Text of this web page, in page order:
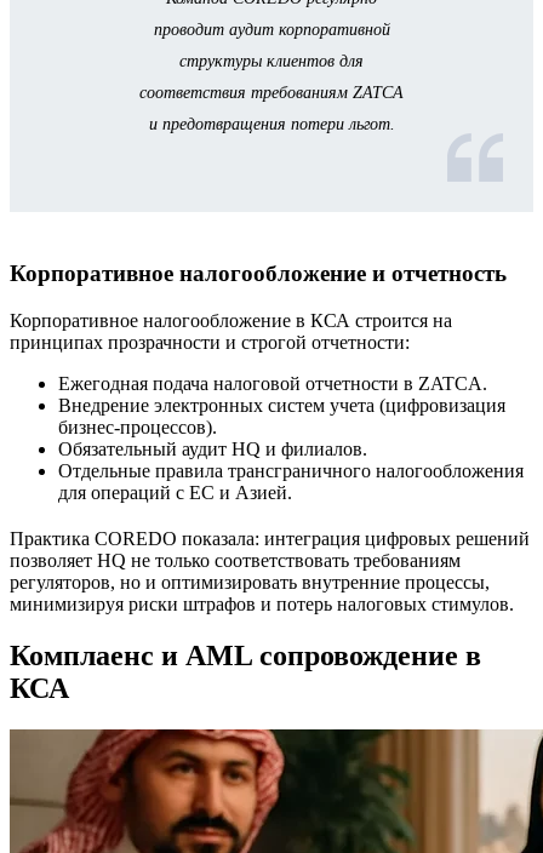
проводит аудит корпоративной
структуры клиентов для
соответствия требованиям ZATCA
и предотвращения потери льгот.
Корпоративное налогообложение и отчетность
Корпоративное налогообложение в КСА строится на
принципах прозрачности и строгой отчетности:
Ежегодная подача налоговой отчетности в ZATCA.
Внедрение электронных систем учета (цифровизация
бизнес-процессов).
Обязательный аудит HQ и филиалов.
Отдельные правила трансграничного налогообложения
для операций с ЕС и Азией.
Практика COREDO показала: интеграция цифровых решений
позволяет HQ не только соответствовать требованиям
регуляторов, но и оптимизировать внутренние процессы,
минимизируя риски штрафов и потерь налоговых стимулов.
Комплаенс и AML сопровождение в
КСА